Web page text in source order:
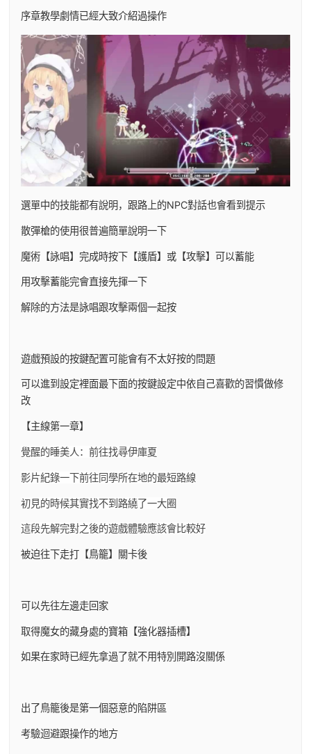
序章教學劇情已經大致介紹過操作
選單中的技能都有說明，跟路上的NPC對話也會看到提示
散彈槍的使用很普遍簡單說明一下
魔術【詠唱】完成時按下【護盾】或【攻擊】可以蓄能
用攻擊蓄能完會直接先揮一下
解除的方法是詠唱跟攻擊兩個一起按
遊戲預設的按鍵配置可能會有不太好按的問題
可以進到設定裡面最下面的按鍵設定中依自己喜歡的習慣做修
改
【主線第一章】
覺醒的睡美人：前往找尋伊庫夏
影片紀錄一下前往同學所在地的最短路線
初見的時候其實找不到路繞了一大圈
這段先解完對之後的遊戲體驗應該會比較好
被迫往下走打【鳥籠】關卡後
可以先往左邊走回家
取得魔女的藏身處的寶箱【強化器插槽】
如果在家時已經先拿過了就不用特別開路沒關係
出了鳥籠後是第一個惡意的陷阱區
考驗迴避跟操作的地方